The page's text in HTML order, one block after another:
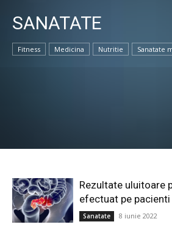
SANATATE
Fitness Medicina Nutritie Sanatate
Rezultate uluitoare
efectuat pe
Sanatate 8 iunie 2022